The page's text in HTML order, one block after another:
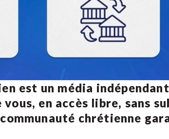
est un média
en accès libre, sans
chrétienne